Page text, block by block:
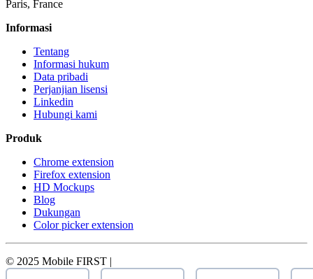
Paris, France
Informasi
Tentang
Informasi hukum
Data pribadi
Perjanjian lisensi
Linkedin
Hubungi kami
Produk
Chrome extension
Firefox extension
HD Mockups
Blog
Dukungan
Color picker extension
© 2025 Mobile FIRST |